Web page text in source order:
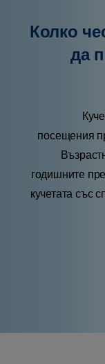
Колко
да
посещения
годишните
кучетата със